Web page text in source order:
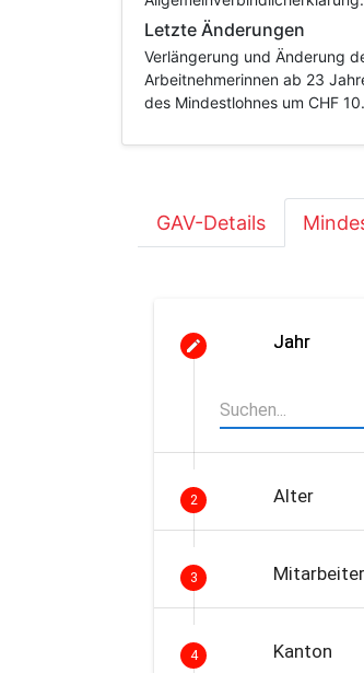
Letzte Änderungen
Verlängerung und Änderung
Arbeitnehmerinnen ab 23
des Mindestlohnes um CHF
GAV-Details
Jahr
2 Alter
3
4 Kanton